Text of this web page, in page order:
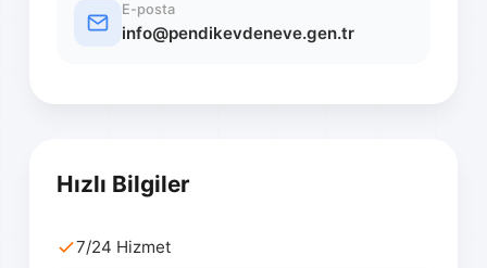
E-posta
info@pendikevdeneve.gen.tr
Hızlı Bilgiler
7/24 Hizmet